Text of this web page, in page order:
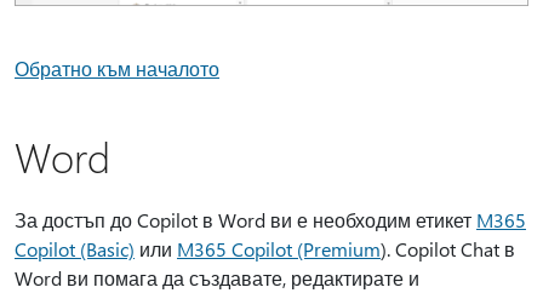
Обратно към началото
Word
За достъп до Copilot в Word ви е необходим етикет M365
Copilot (Basic) или M365 Copilot (Premium). Copilot Chat в
Word ви помага да създавате, редактирате и